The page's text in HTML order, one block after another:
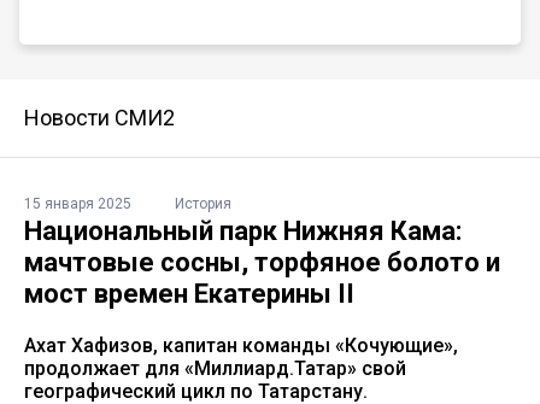
Новости СМИ2
15 января 2025 История
Национальный парк Нижняя Кама:
мачтовые сосны, торфяное болото и
мост времен Екатерины II
Ахат Хафизов, капитан команды «Кочующие»,
продолжает для «Миллиард.Татар» свой
географический цикл по Татарстану.